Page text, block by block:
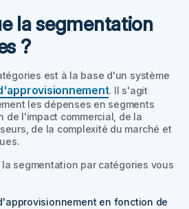
la segmentation
?
est à la base d'un système
. Il s'agit
les dépenses en segments
l'impact commercial, de la
de la complexité du marché et
segmentation par catégories vous
en fonction de